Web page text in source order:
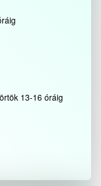
13-16 óráig